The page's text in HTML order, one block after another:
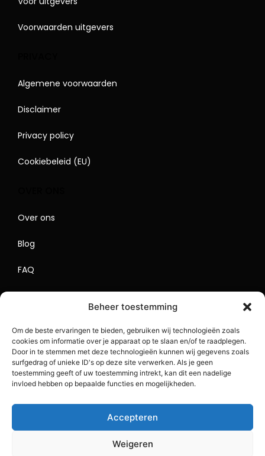
Beheer toestemming
Om de beste ervaringen te bieden, gebruiken wij technologieën zoals
cookies om informatie over je apparaat op te slaan en/of te raadplegen.
Door in te stemmen met deze technologieën kunnen wij gegevens zoals
surfgedrag of unieke ID's op deze site verwerken. Als je geen
toestemming geeft of uw toestemming intrekt, kan dit een nadelige
invloed hebben op bepaalde functies en mogelijkheden.
Accepteren
Weigeren
Voorwaarden uitgevers
Algemene voorwaarden
Disclaimer
Privacy policy
Cookiebeleid (EU)
Over ons
Blog
FAQ
Lokaal Adverteren
Sitemap